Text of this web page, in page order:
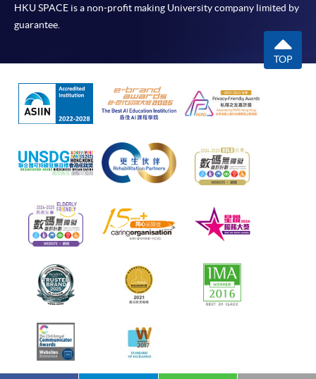
HKU SPACE is a non-profit making University company limited by
guarantee.
TOP